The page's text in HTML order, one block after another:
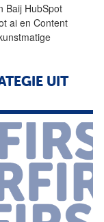
Baij HubSpot
ai en Content
UIT